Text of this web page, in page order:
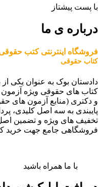
با پست پیشتاز
درباره ی ما
فروشگاه اینترنتی کتب
کتاب حقوقی
دادستان بوک به عنوان یکی
کتاب های حقوقی ویژه
و دکتری (منابع آزمون های
پایبندی به سه اصل کلیدی،
تخفیف های ویژه و تضمین
فروشگاهی جامع جهت خرید
با ما همراه باشید